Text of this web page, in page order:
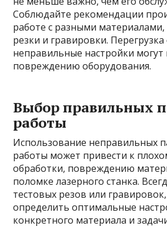
Соблюдайте рекомендации
работе с разными
резки и гравировки. Перегрузка
неправильные настройки могут
повреждению оборудования.
Выбор правильных
работы
Использование неправильных
работы может привести к
обработки, повреждению
поломке лазерного станка.
тестовых резов или
определить оптимальные
конкретного материала и